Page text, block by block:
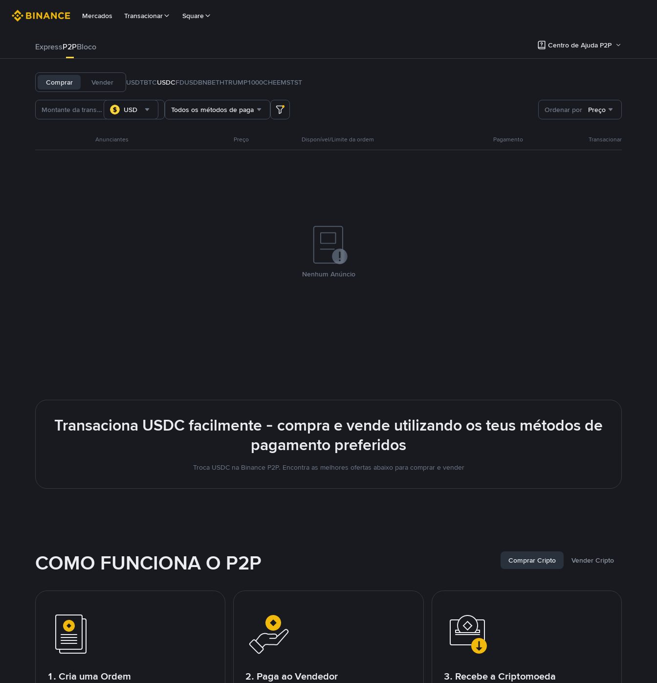
Mercados Transacionar Square
ExpressP2PBloco Centro de Ajuda P2P
Comprar Vender USDTBTCUSDCFDUSDBNBETHTRUMP1000CHEEMSTST
USD Todos os métodos de pagamento Ordenar por Preço
Anunciantes Preço Disponível/Limite da ordem Pagamento Transacionar
Nenhum Anúncio
Transaciona USDC facilmente - compra e vende utilizando os teus métodos de
pagamento preferidos
Troca USDC na Binance P2P. Encontra as melhores ofertas abaixo para comprar e vender
COMO FUNCIONA O P2P Comprar Cripto Vender Cripto
1. Cria uma Ordem 2. Paga ao Vendedor 3. Recebe a Criptomoeda